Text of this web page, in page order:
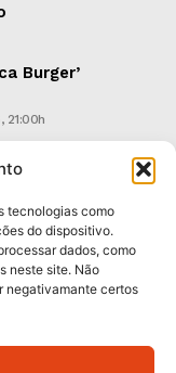
tecnologias como
do dispositivo.
dados, como
neste site. Não
negativamante certos
Burger’
21:00h